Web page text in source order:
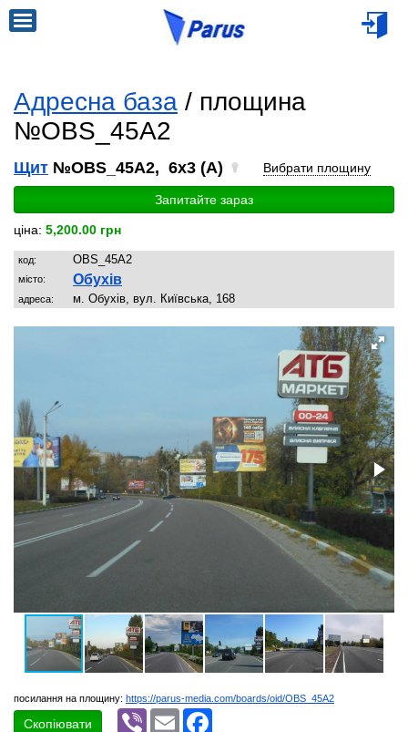
Адресна база / площина
№OBS_45A2
Щит №OBS_45A2, 6x3 (A) Вибрати площину
Запитайте зараз
ціна: 5,200.00 грн
код: OBS_45A2
місто: Обухів
адреса: м. Обухів, вул. Київська, 168
посилання на площину: https://parus-media.com/boards/oid/OBS_45A2
Скопіювати
Viber Email